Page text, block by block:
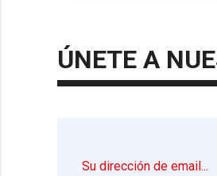
ÚNETE A